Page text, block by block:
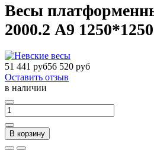
Весы
2000.2 А9 1250*1250
51 441 руб56 520 руб
Оставить отзыв
в наличии
В корзину